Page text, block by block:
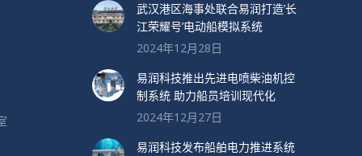
武汉港区海事处联合易润打造’长
江荣耀号’电动船模拟系统
2024年12月28日
易润科技推出先进电喷柴油机控
制系统 助力船员培训现代化
2024年12月27日
易润科技发布船舶电力推进系统